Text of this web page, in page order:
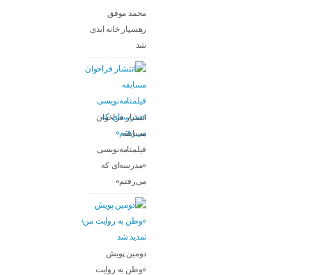
محمد موفق
رهسپار خانه ابدی
شد
انتشار فراخوان
مسابقه
فیلمنامه‌نویسی
«مدرسه‌ای که
می‌رفتم»
دومین پویش
«وطن به روایت